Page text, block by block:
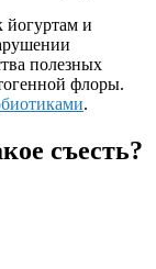
йогуртам и
полезных
флоры.
.
съесть?